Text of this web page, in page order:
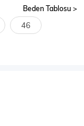
Beden Tablosu
46